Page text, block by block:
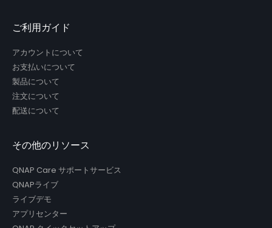
ご利用ガイド
アカウントについて
お支払いについて
製品について
注文について
配送について
その他のリソース
QNAP Care サポートサービス
QNAPライブ
ライブデモ
アプリセンター